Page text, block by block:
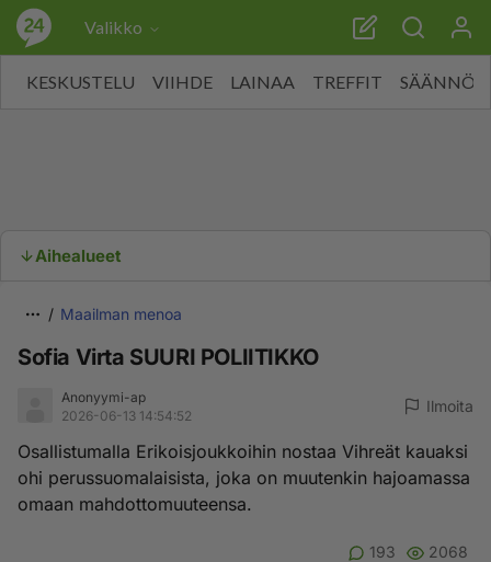
Valikko
KESKUSTELU VIIHDE LAINAA TREFFIT SÄÄNNÖT
Aihealueet
Maailman menoa
Sofia Virta SUURI POLIITIKKO
Anonyymi-ap
2026-06-13 14:54:52
Ilmoita
Osallistumalla Erikoisjoukkoihin nostaa Vihreät kauaksi
ohi perussuomalaisista, joka on muutenkin hajoamassa
omaan mahdottomuuteensa.
193 2068